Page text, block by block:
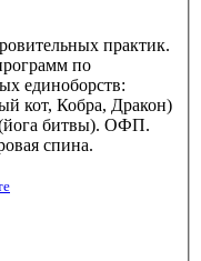
практик.
по
единоборств:
кот, Кобра, Дракон)
(йога битвы). ОФП.
спина.